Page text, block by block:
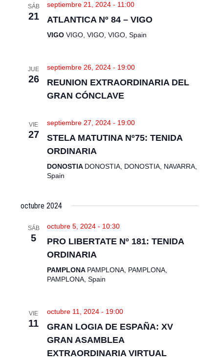
i
d
E
n
s
SÁB
21
septiembre 21, 2024 - 11:00
ATLANTICA Nº 84 – VIGO
VIGO VIGO, VIGO, VIGO, Spain
JUE
26
septiembre 26, 2024 - 19:00
REUNION EXTRAORDINARIA DEL
GRAN CÓNCLAVE
VIE
27
septiembre 27, 2024 - 19:00
STELA MATUTINA Nº75: TENIDA
ORDINARIA
DONOSTIA DONOSTIA, DONOSTIA, NAVARRA,
Spain
octubre 2024
SÁB
5
octubre 5, 2024 - 10:30
PRO LIBERTATE Nº 181: TENIDA
ORDINARIA
PAMPLONA PAMPLONA, PAMPLONA,
PAMPLONA, Spain
VIE
11
octubre 11, 2024 - 19:00
GRAN LOGIA DE ESPAÑA: XV
GRAN ASAMBLEA
EXTRAORDINARIA VIRTUAL